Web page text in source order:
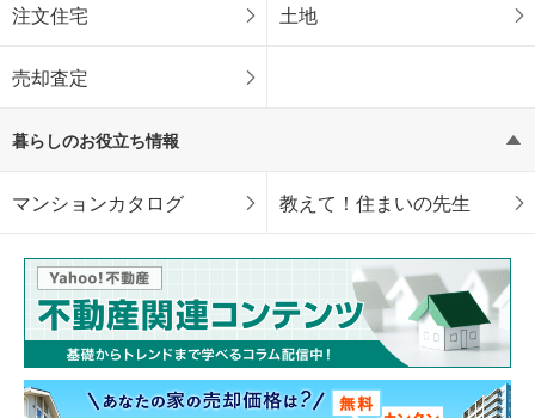
注文住宅 土地
売却査定
暮らしのお役立ち情報
マンションカタログ 教えて！住まいの先生